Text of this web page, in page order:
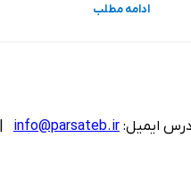
ادامه مطلب
ایمیل: info@parsateb.ir